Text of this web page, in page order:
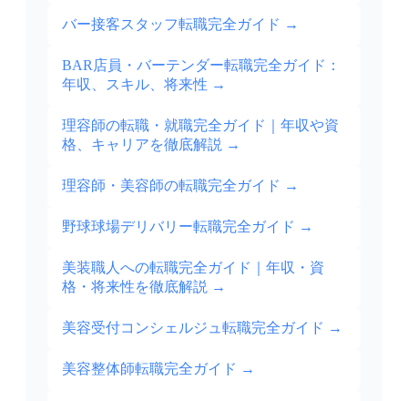
バー接客スタッフ転職完全ガイド →
BAR店員・バーテンダー転職完全ガイド：
年収、スキル、将来性 →
理容師の転職・就職完全ガイド｜年収や資
格、キャリアを徹底解説 →
理容師・美容師の転職完全ガイド →
野球球場デリバリー転職完全ガイド →
美装職人への転職完全ガイド｜年収・資
格・将来性を徹底解説 →
美容受付コンシェルジュ転職完全ガイド →
美容整体師転職完全ガイド →